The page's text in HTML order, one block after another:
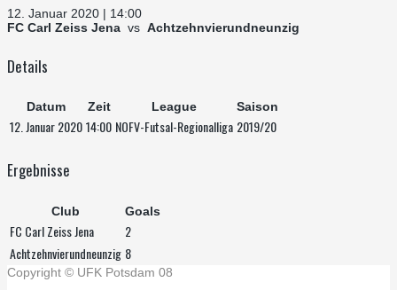
12. Januar 2020 | 14:00
FC Carl Zeiss Jena vs Achtzehnvierundneunzig
Details
Datum Zeit League Saison
12. Januar 202014:00 NOFV-Futsal-Regionalliga 2019/20
Ergebnisse
Club Goals
FC Carl Zeiss Jena
2
Achtzehnvierundneunzig 8
Copyright © UFK Potsdam 08